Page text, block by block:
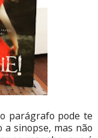
parágrafo pode te
a sinopse, mas não